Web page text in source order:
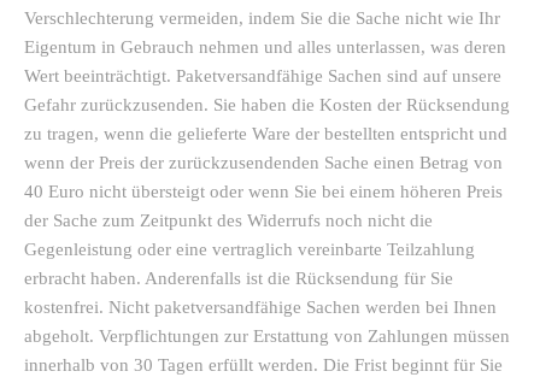
Verschlechterung vermeiden, indem Sie die Sache nicht wie Ihr
Eigentum in Gebrauch nehmen und alles unterlassen, was deren
Wert beeinträchtigt. Paketversandfähige Sachen sind auf unsere
Gefahr zurückzusenden. Sie haben die Kosten der Rücksendung
zu tragen, wenn die gelieferte Ware der bestellten entspricht und
wenn der Preis der zurückzusendenden Sache einen Betrag von
40 Euro nicht übersteigt oder wenn Sie bei einem höheren Preis
der Sache zum Zeitpunkt des Widerrufs noch nicht die
Gegenleistung oder eine vertraglich vereinbarte Teilzahlung
erbracht haben. Anderenfalls ist die Rücksendung für Sie
kostenfrei. Nicht paketversandfähige Sachen werden bei Ihnen
abgeholt. Verpflichtungen zur Erstattung von Zahlungen müssen
innerhalb von 30 Tagen erfüllt werden. Die Frist beginnt für Sie